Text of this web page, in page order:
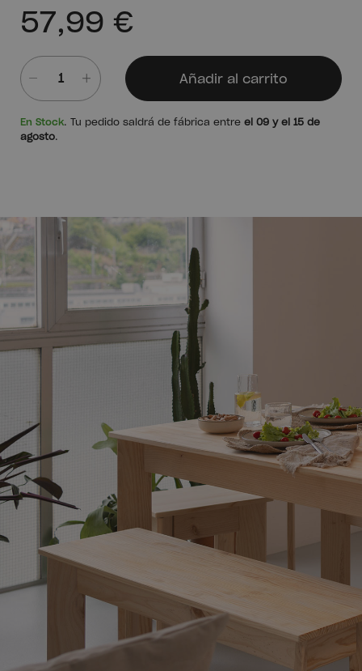
57,99 €
Añadir al carrito
En Stock. Tu pedido saldrá de fábrica entre el 09 y el 15 de
agosto.